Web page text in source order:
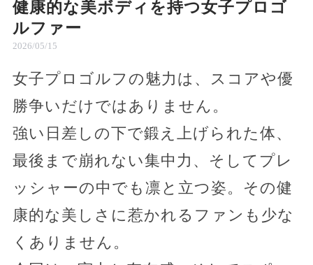
健康的な美ボディを持つ女子プロゴ
ルファー
2026/05/15
女子プロゴルフの魅力は、スコアや優
勝争いだけではありません。
強い日差しの下で鍛え上げられた体、
最後まで崩れない集中力、そしてプレ
ッシャーの中でも凛と立つ姿。その健
康的な美しさに惹かれるファンも少な
くありません。